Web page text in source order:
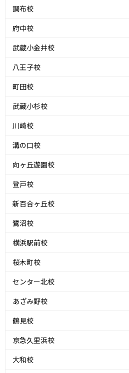
調布校
府中校
武蔵小金井校
八王子校
町田校
武蔵小杉校
川崎校
溝の口校
向ヶ丘遊園校
登戸校
新百合ヶ丘校
鷺沼校
横浜駅前校
桜木町校
センター北校
あざみ野校
鶴見校
京急久里浜校
大和校